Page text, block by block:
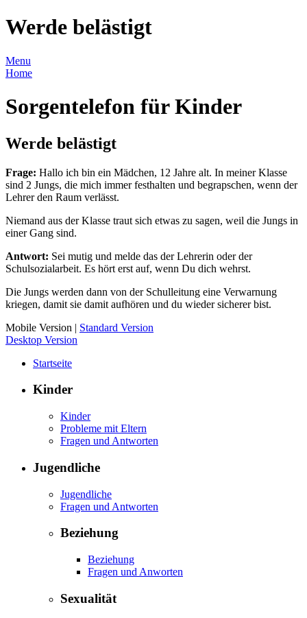
Werde belästigt
Menu
Home
Sorgentelefon für Kinder
Werde belästigt
Frage: Hallo ich bin ein Mädchen, 12 Jahre alt. In meiner Klasse
sind 2 Jungs, die mich immer festhalten und begrapschen, wenn der
Lehrer den Raum verlässt.
Niemand aus der Klasse traut sich etwas zu sagen, weil die Jungs in
einer Gang sind.
Antwort: Sei mutig und melde das der Lehrerin oder der
Schulsozialarbeit. Es hört erst auf, wenn Du dich wehrst.
Die Jungs werden dann von der Schulleitung eine Verwarnung
kriegen, damit sie damit aufhören und du wieder sicherer bist.
Mobile Version | Standard Version
Desktop Version
Startseite
Kinder
Kinder
Probleme mit Eltern
Fragen und Antworten
Jugendliche
Jugendliche
Fragen und Antworten
Beziehung
Beziehung
Fragen und Anworten
Sexualität